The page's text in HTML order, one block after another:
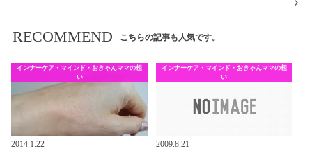
RECOMMEND こちらの記事も人気です。
インナーケア・マインド・おきゃんママの想
い
2014.1.22
インナーケア・マインド・おきゃんママの想
い
2009.8.21